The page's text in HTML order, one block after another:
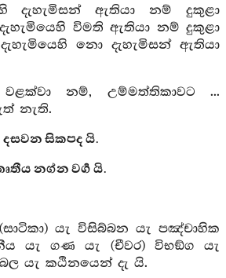
දැහැමිසන් ඇතියා නම් දුකුළා
විමති ඇතියා නම් දුකුළා
නො දැහැමිසන් ඇතියා
නම්, උම්මත්තිකාවට ...
නැති.
දසවන සිකපද යි.
නග්න වර්‍ග යි.
යැ විසිබ්බන යැ පඤ්චාහික
යැ ගණ යැ (චීවර) විභඞ්ග යැ
යැ කඨිනයෙන් දැ යි.